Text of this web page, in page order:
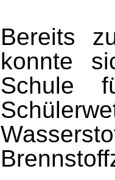
Bereits
konnte
Schule